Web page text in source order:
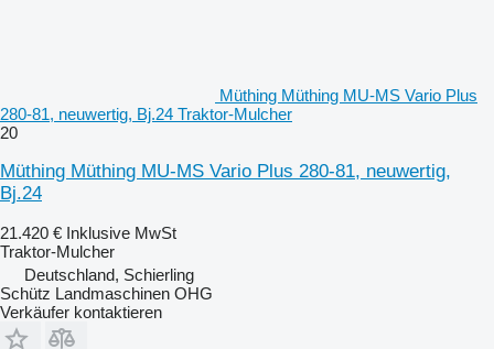
Müthing Müthing MU-MS Vario Plus
280-81, neuwertig, Bj.24 Traktor-Mulcher
20
Müthing Müthing MU-MS Vario Plus 280-81, neuwertig,
Bj.24
21.420 € Inklusive MwSt
Traktor-Mulcher
Deutschland, Schierling
Schütz Landmaschinen OHG
Verkäufer kontaktieren